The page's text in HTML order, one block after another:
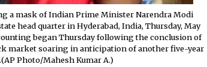
a mask of Indian Prime Minister Narendra Modi
head quarter in Hyderabad, India, Thursday, May
began Thursday following the conclusion of
market soaring in anticipation of another five-year
Photo/Mahesh Kumar A.)